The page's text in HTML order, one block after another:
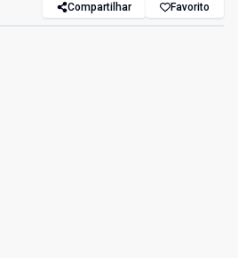
Compartilhar Favorito